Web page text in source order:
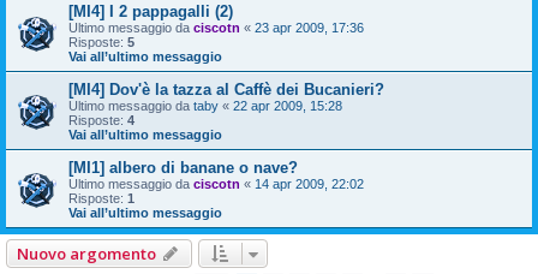
[MI4] I 2 pappagalli (2)
Ultimo messaggio da ciscotn « 23 apr 2009, 17:36
Risposte: 5
Vai all’ultimo messaggio
[MI4] Dov'è la tazza al Caffè dei Bucanieri?
Ultimo messaggio da taby « 22 apr 2009, 15:28
Risposte: 4
Vai all’ultimo messaggio
[MI1] albero di banane o nave?
Ultimo messaggio da ciscotn « 14 apr 2009, 22:02
Risposte: 1
Vai all’ultimo messaggio
Nuovo argomento